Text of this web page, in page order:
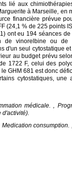
lié aux
à Marseille, en
financière prévue
(24,1 % de 225 points
ont eu 194 séances
de vinorelbine ou
d'un seul cytostatique
au budget prévu
1722 F, celui des
GHM 681 est donc
cytostatiques, une
médicale. ,
d'activité).
Medication